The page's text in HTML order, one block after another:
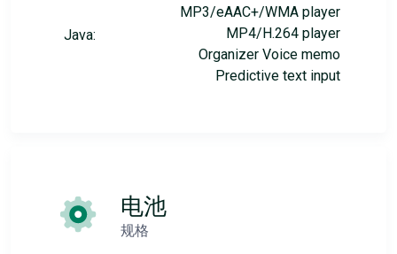
Java:
MP3/eAAC+/WMA player
MP4/H.264 player
Organizer Voice memo
Predictive text input
电池
规格